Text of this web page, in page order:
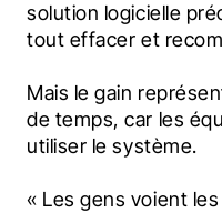
solution logicielle
tout effacer et
Mais le gain
de temps, car les
utiliser le système.
« Les gens voient